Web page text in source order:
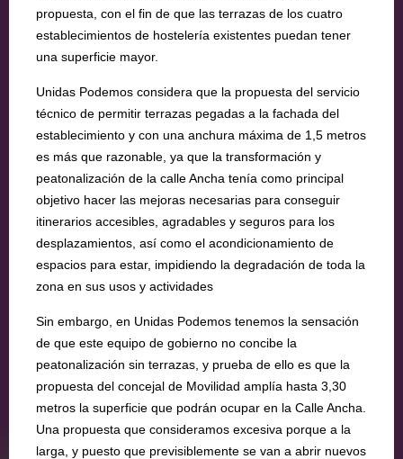
propuesta, con el fin de que las terrazas de los cuatro
establecimientos de hostelería existentes puedan tener
una superficie mayor.
Unidas Podemos considera que la propuesta del servicio
técnico de permitir terrazas pegadas a la fachada del
establecimiento y con una anchura máxima de 1,5 metros
es más que razonable, ya que la transformación y
peatonalización de la calle Ancha tenía como principal
objetivo hacer las mejoras necesarias para conseguir
itinerarios accesibles, agradables y seguros para los
desplazamientos, así como el acondicionamiento de
espacios para estar, impidiendo la degradación de toda la
zona en sus usos y actividades
Sin embargo, en Unidas Podemos tenemos la sensación
de que este equipo de gobierno no concibe la
peatonalización sin terrazas, y prueba de ello es que la
propuesta del concejal de Movilidad amplía hasta 3,30
metros la superficie que podrán ocupar en la Calle Ancha.
Una propuesta que consideramos excesiva porque a la
larga, y puesto que previsiblemente se van a abrir nuevos